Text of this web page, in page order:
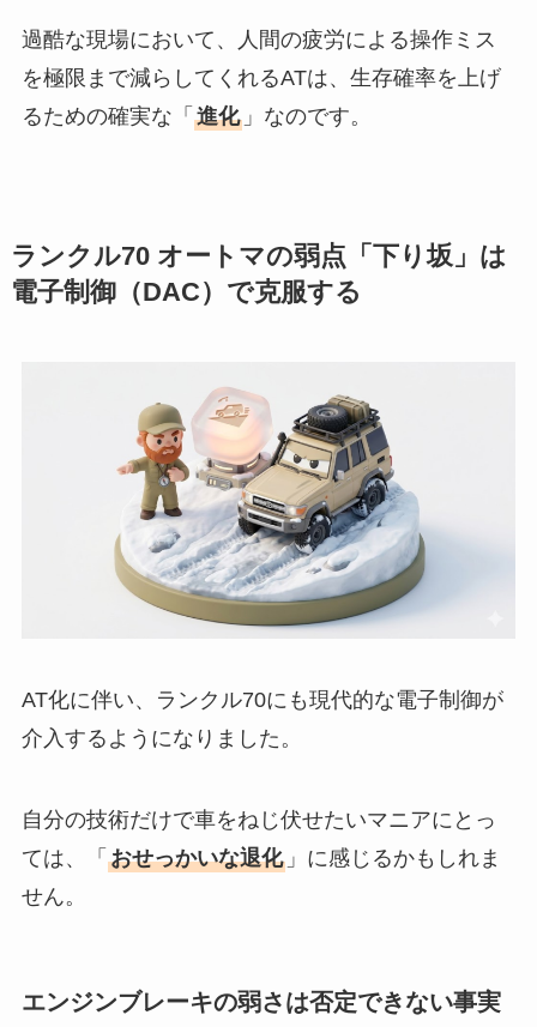
過酷な現場において、人間の疲労による操作ミス
を極限まで減らしてくれるATは、生存確率を上げ
るための確実な「 進化」なのです。
ランクル70 オートマの弱点「下り坂」は
電子制御（DAC）で克服する
AT化に伴い、ランクル70にも現代的な電子制御が
介入するようになりました。
自分の技術だけで車をねじ伏せたいマニアにとっ
ては、「 おせっかいな退化」に感じるかもしれま
せん。
エンジンブレーキの弱さは否定できない事実